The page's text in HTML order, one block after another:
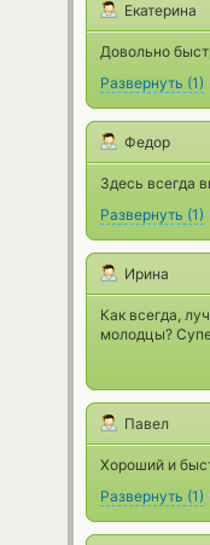
Екатерина
Довольно
Развернуть (1)
Федор
Здесь всегда
Развернуть (1)
Ирина
Как всегда,
молодцы?
Павел
Хороший и
Развернуть (1)